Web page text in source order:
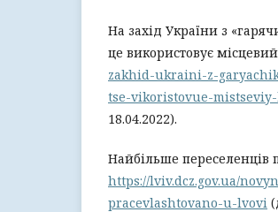
На захід України з
це використовує місцевий
zakhid-ukraini-z-
tse-vikoristovue-mistseviy-
18.04.2022).
Найбільше переселенців
https://lviv.dcz.gov.ua/
pracevlashtovano-u-lvovi